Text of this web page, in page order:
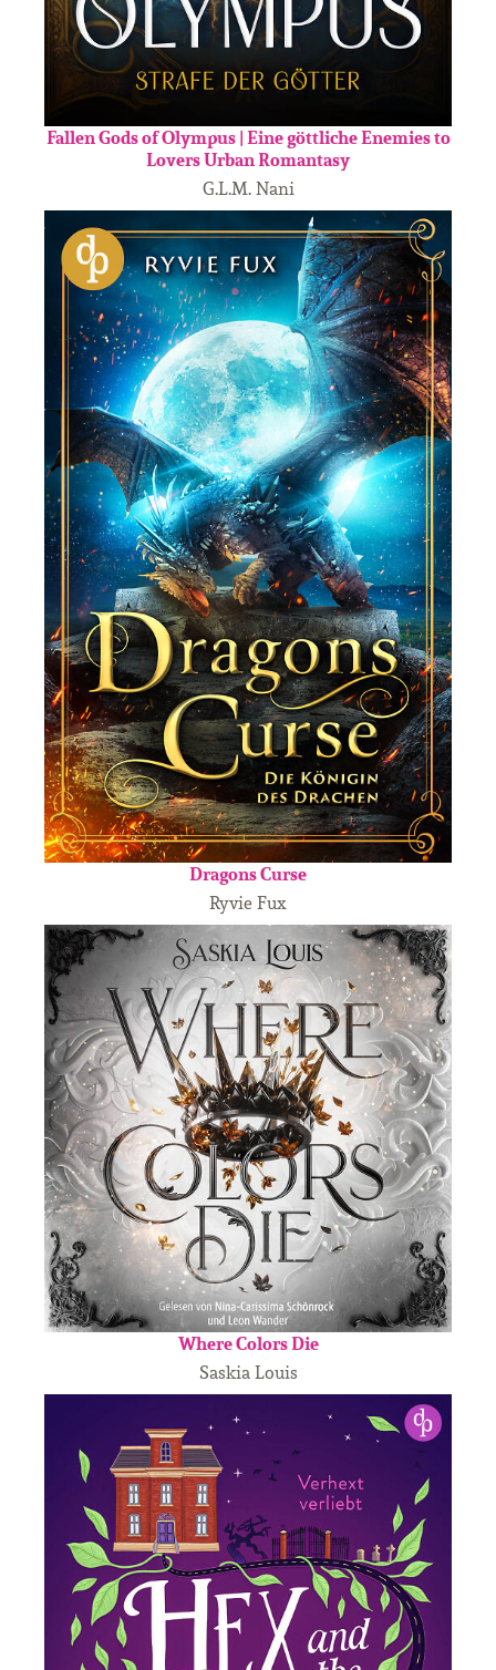
Fallen Gods of Olympus | Eine göttliche Enemies to
Lovers Urban Romantasy
G.L.M. Nani
Dragons Curse
Ryvie Fux
Where Colors Die
Saskia Louis